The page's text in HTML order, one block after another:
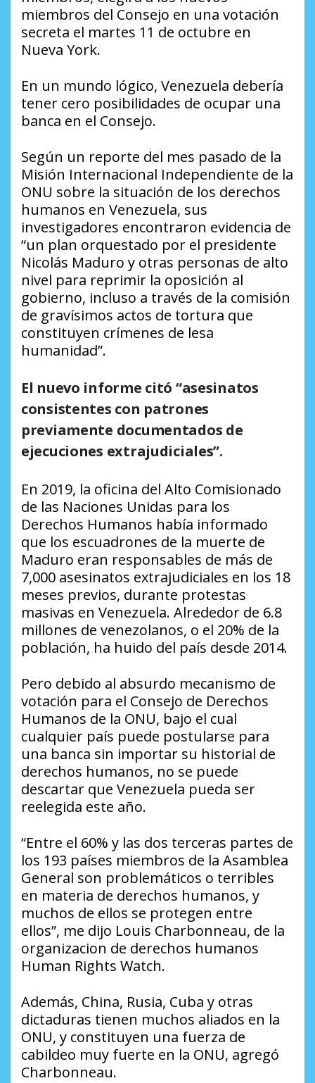
miembros del Consejo en una votación
secreta el martes 11 de octubre en
Nueva York.
En un mundo lógico, Venezuela debería
tener cero posibilidades de ocupar una
banca en el Consejo.
Según un reporte del mes pasado de la
Misión Internacional Independiente de la
ONU sobre la situación de los derechos
humanos en Venezuela, sus
investigadores encontraron evidencia de
“un plan orquestado por el presidente
Nicolás Maduro y otras personas de alto
nivel para reprimir la oposición al
gobierno, incluso a través de la comisión
de gravísimos actos de tortura que
constituyen crímenes de lesa
humanidad”.
El nuevo informe citó “asesinatos
consistentes con patrones
previamente documentados de
ejecuciones extrajudiciales”.
En 2019, la oficina del Alto Comisionado
de las Naciones Unidas para los
Derechos Humanos había informado
que los escuadrones de la muerte de
Maduro eran responsables de más de
7,000 asesinatos extrajudiciales en los 18
meses previos, durante protestas
masivas en Venezuela. Alrededor de 6.8
millones de venezolanos, o el 20% de la
población, ha huido del país desde 2014.
Pero debido al absurdo mecanismo de
votación para el Consejo de Derechos
Humanos de la ONU, bajo el cual
cualquier país puede postularse para
una banca sin importar su historial de
derechos humanos, no se puede
descartar que Venezuela pueda ser
reelegida este año.
“Entre el 60% y las dos terceras partes de
los 193 países miembros de la Asamblea
General son problemáticos o terribles
en materia de derechos humanos, y
muchos de ellos se protegen entre
ellos”, me dijo Louis Charbonneau, de la
organizacion de derechos humanos
Human Rights Watch.
Además, China, Rusia, Cuba y otras
dictaduras tienen muchos aliados en la
ONU, y constituyen una fuerza de
cabildeo muy fuerte en la ONU, agregó
Charbonneau.